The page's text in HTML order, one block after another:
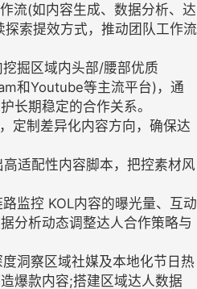
流(如内容生成、数据分析、达
索提效方式，推动团队工作流
掘区域内头部/腰部优质
和Youtube等主流平台)，通
长期稳定的合作关系。
定制差异化内容方向，确保达
适配性内容脚本，把控素材风
监控 KOL内容的曝光量、互动
分析动态调整达人合作策略与
洞察区域社媒及本地化节日热
爆款内容;搭建区域达人数据